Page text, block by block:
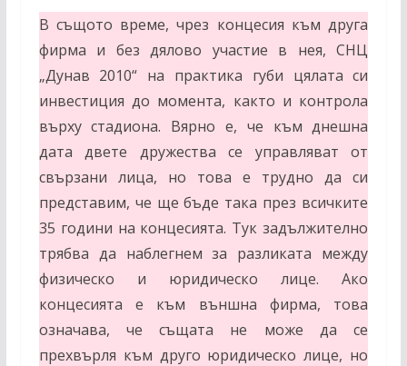
В същото време, чрез концесия към друга
фирма и без дялово участие в нея, СНЦ
„Дунав 2010“ на практика губи цялата си
инвестиция до момента, както и контрола
върху стадиона. Вярно е, че към днешна
дата двете дружества се управляват от
свързани лица, но това е трудно да си
представим, че ще бъде така през всичките
35 години на концесията. Тук задължително
трябва да наблегнем за разликата между
физическо и юридическо лице. Ако
концесията е към външна фирма, това
означава, че същата не може да се
прехвърля към друго юридическо лице, но